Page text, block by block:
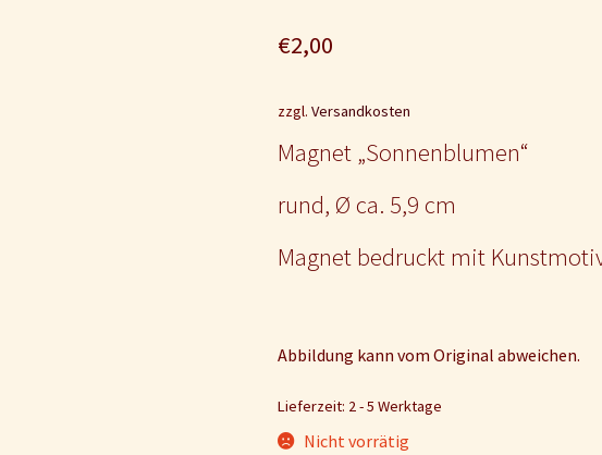
€2,00
zzgl. Versandkosten
Magnet „Sonnenblumen“
rund, Ø ca. 5,9 cm
Magnet bedruckt mit
Abbildung kann vom Original abweichen.
Lieferzeit: 2 - 5 Werktage
Nicht vorrätig